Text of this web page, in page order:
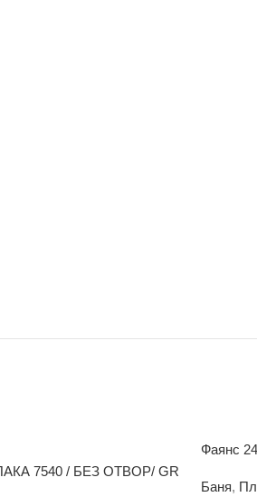
7540 / БЕЗ ОТВОР/ GR
Фаянс
Баня,